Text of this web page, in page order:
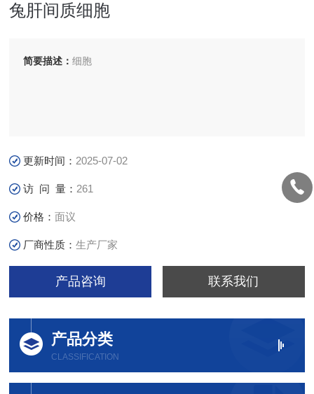
兔肝间质细胞
简要描述：细胞
更新时间： 2025-07-02
访 问 量： 261
价格：面议
厂商性质：生产厂家
产品咨询 联系我们
产品分类
CLASSIFICATION